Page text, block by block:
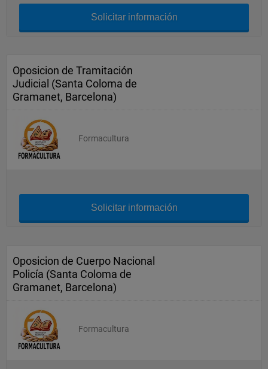
Solicitar información
Oposicion de Tramitación
Judicial (Santa Coloma de
Gramanet, Barcelona)
Formacultura
Solicitar información
Oposicion de Cuerpo Nacional
Policía (Santa Coloma de
Gramanet, Barcelona)
Formacultura